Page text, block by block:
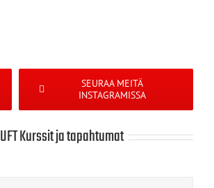
SEURAA MEITÄ
INSTAGRAMISSA
Kurssit ja tapahtumat